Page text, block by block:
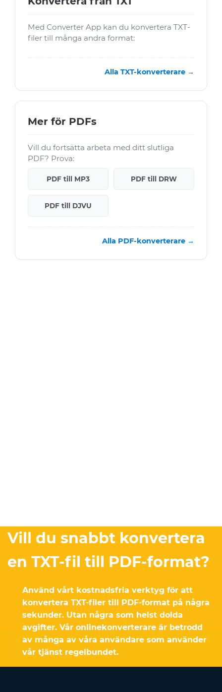
Med Converter App kan du konvertera TXT-
filer till många andra format:
Alla TXT-konverterare →
Mer för PDFs
Vill du fortsätta arbeta med ditt slutliga
PDF? Prova:
PDF till MP3 PDF till DRW
PDF till DJVU
Alla PDF-konverterare →
Vill du snabbt konvertera
en TXT-fil till PDF-format?
Använd vårt kostnadsfria verktyg för att
konvertera TXT-filer till PDF-format på några
sekunder. Utan några som helst dolda
avgifter. Vår onlinekonverterare är betrodd
av många av våra användare som använder
vår tjänst regelbundet.